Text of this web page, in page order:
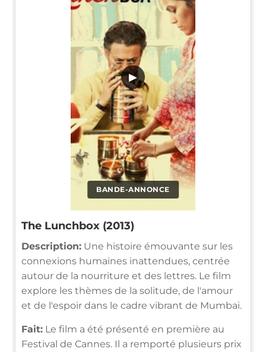
BANDE-ANNONCE
▶
The Lunchbox (2013)
Description: Une histoire émouvante sur les
connexions humaines inattendues, centrée
autour de la nourriture et des lettres. Le film
explore les thèmes de la solitude, de l'amour
et de l'espoir dans le cadre vibrant de Mumbai.
Fait: Le film a été présenté en première au
Festival de Cannes. Il a remporté plusieurs prix